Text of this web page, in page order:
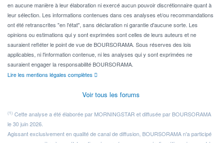
en aucune manière à leur élaboration ni exercé aucun pouvoir discrétionnaire quant à
leur sélection. Les informations contenues dans ces analyses et/ou recommandations
ont été retranscrites "en l'état", sans déclaration ni garantie d'aucune sorte. Les
opinions ou estimations qui y sont exprimées sont celles de leurs auteurs et ne
sauraient refléter le point de vue de BOURSORAMA. Sous réserves des lois
applicables, ni l'information contenue, ni les analyses qui y sont exprimées ne
sauraient engager la responsabilité BOURSORAMA.
Lire les mentions légales complètes
Voir tous les forums
(1) Cette analyse a été élaborée par MORNINGSTAR et diffusée par BOURSORAMA
le 30 juin 2026.
Agissant exclusivement en qualité de canal de diffusion, BOURSORAMA n'a participé